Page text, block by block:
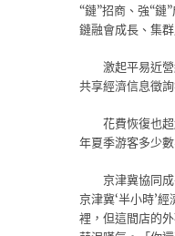
“鏈”招商、強“鏈
鏈融會成長、集
激起平易近
共享經濟信息徵
花費恢復也
年夏季游客多少
京津冀協同
京津冀‘半小時’
裡，但這間店的